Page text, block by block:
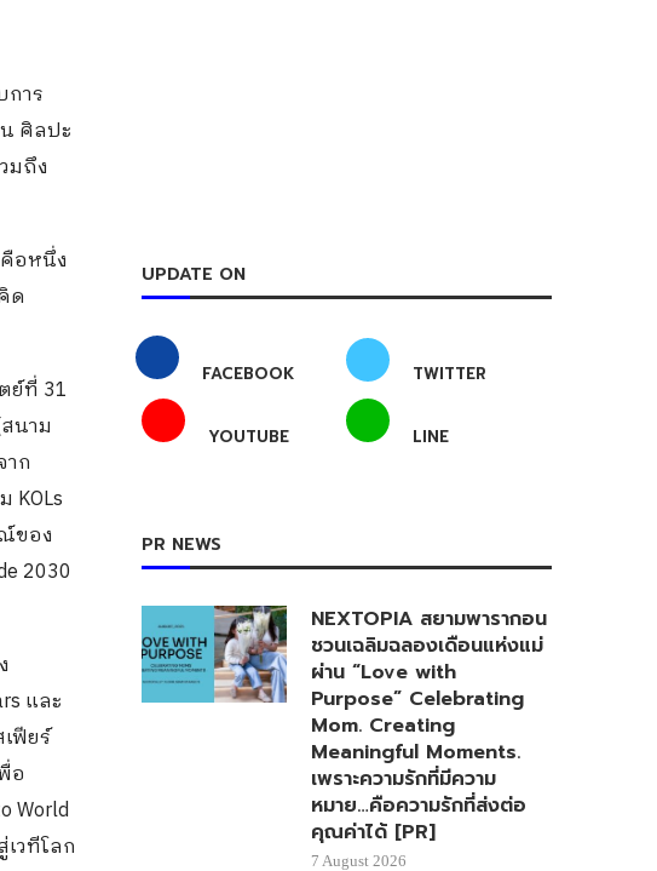
การ
ศิลปะ
มถึง
อหนึ่ง
ด
ย์ที่ 31
นาม
ก
KOLs
ของ
2030
และ
ฟียร์
อ
World
วทีโลก
UPDATE ON
FACEBOOK TWITTER
YOUTUBE LINE
PR NEWS
NEXTOPIA สยามพารากอน
ชวนเฉลิมฉลองเดือนแห่งแม่
ผ่าน “Love with
Purpose” Celebrating
Mom. Creating
Meaningful Moments.
เพราะความรักที่มีความ
หมาย…คือความรักที่ส่งต่อ
คุณค่าได้ [PR]
7 August 2026